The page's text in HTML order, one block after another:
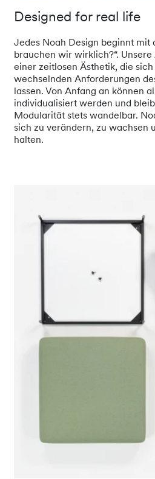
Designed for real life
Jedes Noah Design beginnt mit
brauchen wir wirklich?“.
einer zeitlosen Ästhetik, die
wechselnden Anforderungen
lassen. Von Anfang an können
individualisiert werden und
Modularität stets wandelbar.
sich zu verändern, zu wachsen
halten.